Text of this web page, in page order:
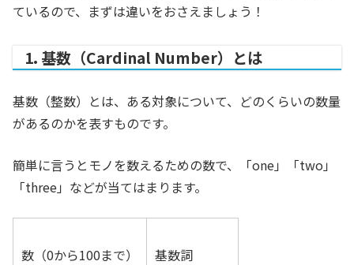
ているので、まずは違いをおさえましょう！
1. 基数（Cardinal Number）とは
基数（整数）とは、ある対象について、どのくらいの数量
があるのかを表すものです。
簡単に言うとモノを数えるための数で、「one」「two」
「three」などが当てはまります。
数（0から100まで） 基数詞